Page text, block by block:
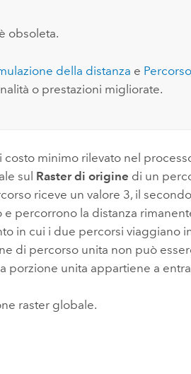
obsoleta.
della distanza e
o prestazioni migliorate.
minimo rilevato nel
sul Raster di origine di un
riceve un valore 3, il
percorrono la distanza
in cui i due percorsi viaggiano
di percorso unita non può
porzione unita appartiene a
raster globale.